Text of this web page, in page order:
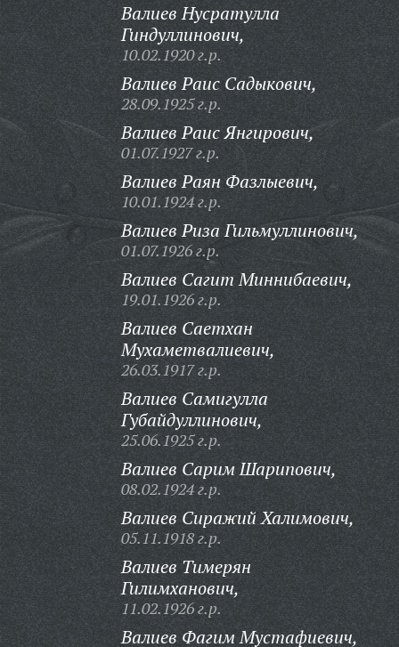
Валиев Нусратулла
Гиндуллинович,
10.02.1920 г.р.
Валиев Раис Садыкович,
28.09.1925 г.р.
Валиев Раис Янгирович,
01.07.1927 г.р.
Валиев Раян Фазлыевич,
10.01.1924 г.р.
Валиев Риза Гильмуллинович,
01.07.1926 г.р.
Валиев Сагит Миннибаевич,
19.01.1926 г.р.
Валиев Саетхан
Мухаметвалиевич,
26.03.1917 г.р.
Валиев Самигулла
Губайдуллинович,
25.06.1925 г.р.
Валиев Сарим Шарипович,
08.02.1924 г.р.
Валиев Сиражий Халимович,
05.11.1918 г.р.
Валиев Тимерян
Гилимханович,
11.02.1926 г.р.
Валиев Фагим Мустафиевич,